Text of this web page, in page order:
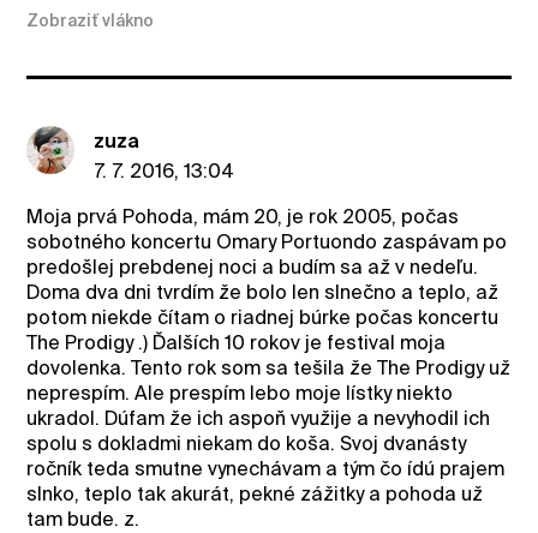
Zobraziť vlákno
zuza
7. 7. 2016, 13:04
Moja prvá Pohoda, mám 20, je rok 2005, počas
sobotného koncertu Omary Portuondo zaspávam po
predošlej prebdenej noci a budím sa až v nedeľu.
Doma dva dni tvrdím že bolo len slnečno a teplo, až
potom niekde čítam o riadnej búrke počas koncertu
The Prodigy .) Ďalších 10 rokov je festival moja
dovolenka. Tento rok som sa tešila že The Prodigy už
neprespím. Ale prespím lebo moje lístky niekto
ukradol. Dúfam že ich aspoň využije a nevyhodil ich
spolu s dokladmi niekam do koša. Svoj dvanásty
ročník teda smutne vynechávam a tým čo ídú prajem
slnko, teplo tak akurát, pekné zážitky a pohoda už
tam bude. z.